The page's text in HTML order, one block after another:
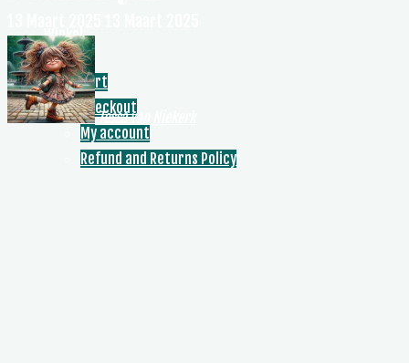
Winkel
Cart
Checkout
My account
Refund and Returns Policy
Tessa van Niekerk